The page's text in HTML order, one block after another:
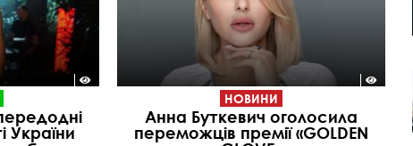
України
НОВИНИ
Анна Буткевич оголосила
переможців премії «GOLDEN